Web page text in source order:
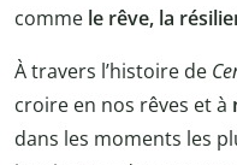
comme le rêve, la
À travers l’histoire de
croire en nos rêves et à
dans les moments les